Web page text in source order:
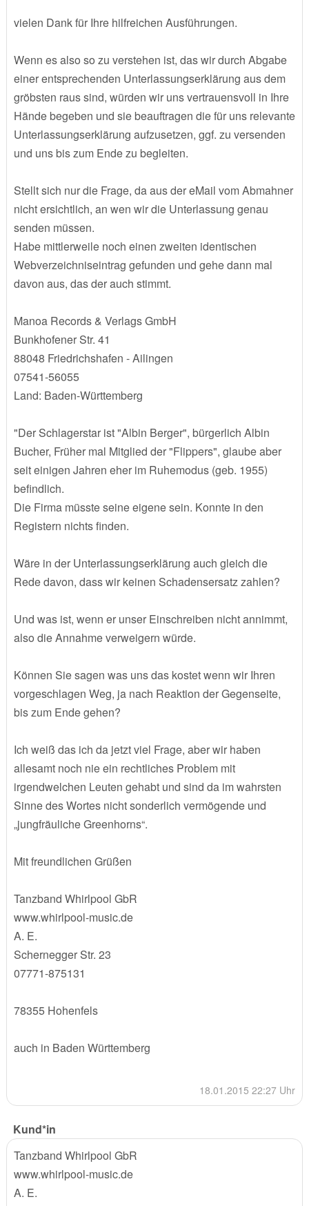
vielen Dank für Ihre hilfreichen Ausführungen.
Wenn es also so zu verstehen ist, das wir durch Abgabe
einer entsprechenden Unterlassungserklärung aus dem
gröbsten raus sind, würden wir uns vertrauensvoll in Ihre
Hände begeben und sie beauftragen die für uns relevante
Unterlassungserklärung aufzusetzen, ggf. zu versenden
und uns bis zum Ende zu begleiten.
Stellt sich nur die Frage, da aus der eMail vom Abmahner
nicht ersichtlich, an wen wir die Unterlassung genau
senden müssen.
Habe mittlerweile noch einen zweiten identischen
Webverzeichniseintrag gefunden und gehe dann mal
davon aus, das der auch stimmt.
Manoa Records & Verlags GmbH
Bunkhofener Str. 41
88048 Friedrichshafen - Ailingen
07541-56055
Land: Baden-Württemberg
"Der Schlagerstar ist "Albin Berger", bürgerlich Albin
Bucher, Früher mal Mitglied der "Flippers", glaube aber
seit einigen Jahren eher im Ruhemodus (geb. 1955)
befindlich.
Die Firma müsste seine eigene sein. Konnte in den
Registern nichts finden.
Wäre in der Unterlassungserklärung auch gleich die
Rede davon, dass wir keinen Schadensersatz zahlen?
Und was ist, wenn er unser Einschreiben nicht annimmt,
also die Annahme verweigern würde.
Können Sie sagen was uns das kostet wenn wir Ihren
vorgeschlagen Weg, ja nach Reaktion der Gegenseite,
bis zum Ende gehen?
Ich weiß das ich da jetzt viel Frage, aber wir haben
allesamt noch nie ein rechtliches Problem mit
irgendwelchen Leuten gehabt und sind da im wahrsten
Sinne des Wortes nicht sonderlich vermögende und
„jungfräuliche Greenhorns“.
Mit freundlichen Grüßen
Tanzband Whirlpool GbR
www.whirlpool-music.de
A. E.
Schernegger Str. 23
07771-875131
78355 Hohenfels
auch in Baden Württemberg
18.01.2015 22:27 Uhr
Kund*in
Tanzband Whirlpool GbR
www.whirlpool-music.de
A. E.